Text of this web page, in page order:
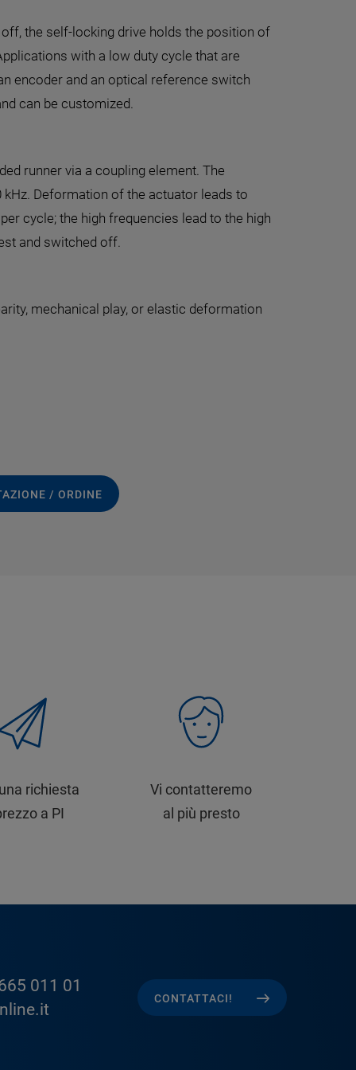
the self-locking drive holds the position of
with a low duty cycle that are
encoder and an optical reference switch
can be customized.
runner via a coupling element. The
Deformation of the actuator leads to
cycle; the high frequencies lead to the high
and switched off.
mechanical play, or elastic deformation
/ ORDINE
richiesta
a PI
Vi contatteremo
al più presto
011 01
CONTATTACI!